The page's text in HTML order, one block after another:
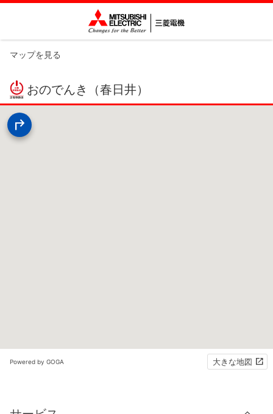
マップを見る
おのでんき（春日井）
Powered by GOGA 大きな地図